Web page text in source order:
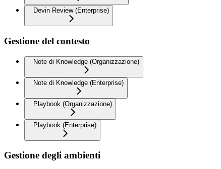
Devin Review (Enterprise)
Gestione del contesto
Note di Knowledge (Organizzazione)
Note di Knowledge (Enterprise)
Playbook (Organizzazione)
Playbook (Enterprise)
Gestione degli ambienti